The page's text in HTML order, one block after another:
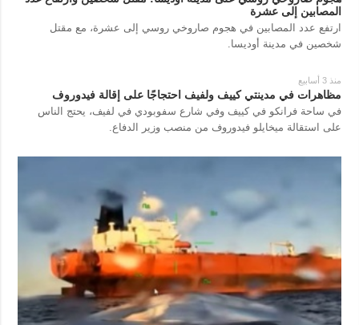
المصابين إلى عشرة
ارتفع عدد المصابين في هجوم صاروخي روسي إلى عشرة، مع مقتل
شخصين في مدينة أوديسا.
منذ 3 أسابيع
مظاهرات في مدينتي كييف ولفيف احتجاجًا على إقالة فيدوروف
في ساحة فرانكو في كييف وفي شارع سفوبودي في لفيف، يحتج الناس
على استقالة ميخايلو فيدوروف من منصب وزير الدفاع.